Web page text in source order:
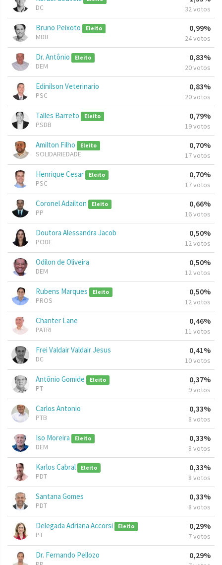
DC 32 votos
Bruno Peixoto Eleito
MDB
0,99%
24 votos
Dr. Antônio Eleito
DEM
0,83%
20 votos
Edinilson Veterinario
PSC
0,83%
20 votos
Talles Barreto Eleito
PSDB
0,79%
19 votos
Amilton Filho Eleito
SOLIDARIEDADE
0,70%
17 votos
Henrique Cesar Eleito
PSC
0,70%
17 votos
Coronel Adailton Eleito
PP
0,66%
16 votos
Doutora Alessandra Jacob
PODE
0,50%
12 votos
Odilon de Oliveira
DEM
0,50%
12 votos
Rubens Marques Eleito
PROS
0,50%
12 votos
Chanter Lane
PATRI
0,46%
11 votos
Frei Valdair Valdair Jesus
DC
0,41%
10 votos
Antônio Gomide Eleito
PT
0,37%
9 votos
Carlos Antonio
PTB
0,33%
8 votos
Iso Moreira Eleito
DEM
0,33%
8 votos
Karlos Cabral Eleito
PDT
0,33%
8 votos
Santana Gomes
PDT
0,33%
8 votos
Delegada Adriana Accorsi Eleito
PT
0,29%
7 votos
Dr. Fernando Pellozo 0,29%